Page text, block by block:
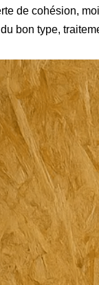
de cohésion,
bon type,